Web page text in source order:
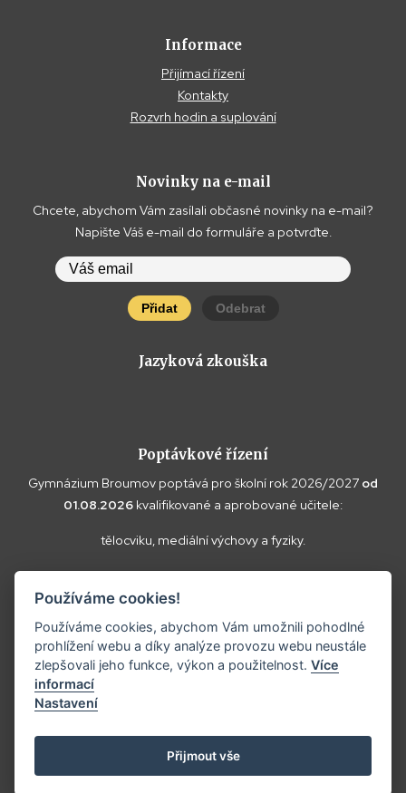
Informace
Přijímací řízení
Kontakty
Rozvrh hodin a suplování
Novinky na e-mail
Chcete, abychom Vám zasílali občasné novinky na e-mail?
Napište Váš e-mail do formuláře a potvrďte.
Přidat Odebrat
Jazyková zkouška
Poptávkové řízení
Gymnázium Broumov poptává pro školní rok 2026/2027 od
01.08.2026 kvalifikované a aprobované učitele:
tělocviku, mediální výchovy a fyziky.
Vaše doplňující dotazy k poptávce a případné nabídky zasílejte
prosím nareditel@gybroumov.cz
Tvorba webových stránek:
Copyright ©2025
Používáme cookies!
Používáme cookies, abychom Vám umožnili pohodlné
prohlížení webu a díky analýze provozu webu neustále
zlepšovali jeho funkce, výkon a použitelnost.Více
informací
Nastavení
Přijmout vše